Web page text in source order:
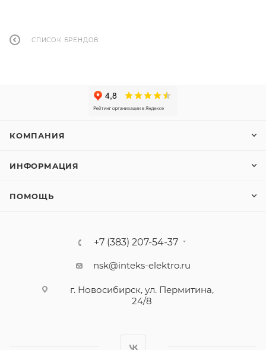
СПИСОК БРЕНДОВ
КОМПАНИЯ
ИНФОРМАЦИЯ
ПОМОЩЬ
+7 (383) 207-54-37
nsk@inteks-elektro.ru
г. Новосибирск, ул. Пермитина,
24/8